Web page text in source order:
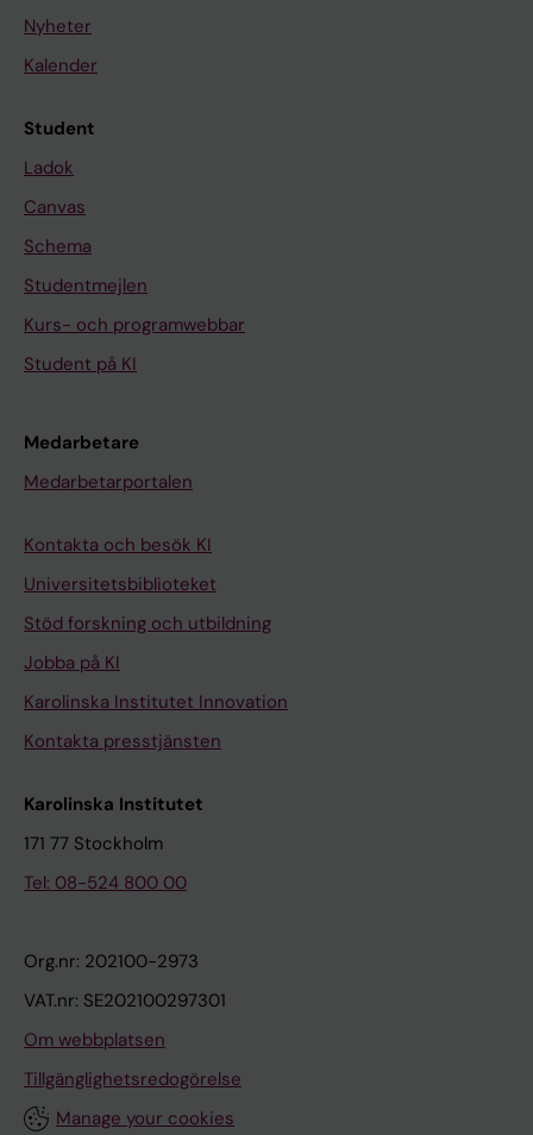
Nyheter
Kalender
Student
Ladok
Canvas
Schema
Studentmejlen
Kurs- och programwebbar
Student på KI
Medarbetare
Medarbetarportalen
Kontakta och besök KI
Universitetsbiblioteket
Stöd forskning och utbildning
Jobba på KI
Karolinska Institutet Innovation
Kontakta presstjänsten
Karolinska Institutet
171 77 Stockholm
Tel: 08-524 800 00
Org.nr: 202100-2973
VAT.nr: SE202100297301
Om webbplatsen
Tillgänglighetsredogörelse
Manage your cookies